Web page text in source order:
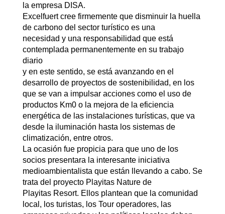
la empresa DISA.
Excelfuert cree firmemente que disminuir la huella
de carbono del sector turístico es una
necesidad y una responsabilidad que está
contemplada permanentemente en su trabajo
diario
y en este sentido, se está avanzando en el
desarrollo de proyectos de sostenibilidad, en los
que se van a impulsar acciones como el uso de
productos Km0 o la mejora de la eficiencia
energética de las instalaciones turísticas, que va
desde la iluminación hasta los sistemas de
climatización, entre otros.
La ocasión fue propicia para que uno de los
socios presentara la interesante iniciativa
medioambientalista que están llevando a cabo. Se
trata del proyecto Playitas Nature de
Playitas Resort. Ellos plantean que la comunidad
local, los turistas, los Tour operadores, las